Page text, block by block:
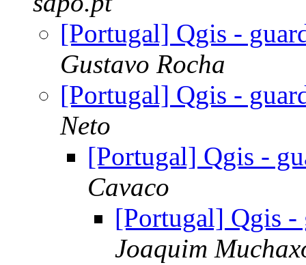
[Portugal] Qgis -
Gustavo Rocha
[Portugal] Qgis -
Neto
[Portugal] Qgis -
Cavaco
[Portugal] Qgis
Joaquim